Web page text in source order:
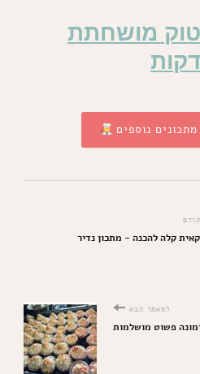
מושחתת
נוספים
קלה להכנה - מתכון נדיר
למאמר הבא
פשוט מושלמות